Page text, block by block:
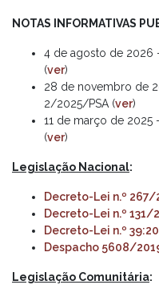
NOTAS INFORMATIVAS
4 de agosto de 2026
(ver)
28 de novembro de
2/2025/PSA (ver)
11 de março de 2025
(ver)
Legislação Nacional:
Decreto-Lei n.º 267/
Decreto-Lei n.º 131/
Decreto-Lei n.º
Despacho 5608/
Legislação Comunitária: